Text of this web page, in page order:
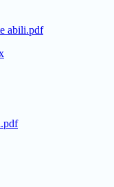
abili.pdf